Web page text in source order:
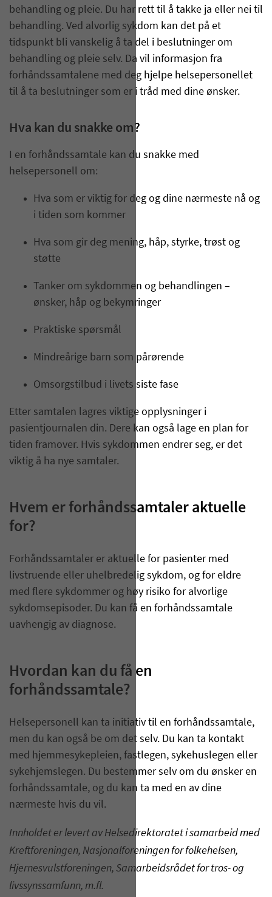
behandling og pleie. Du har rett til å takke ja eller nei til
behandling. Ved alvorlig sykdom kan det på et
tidspunkt bli vanskelig å ta del i beslutninger om
behandling og pleie selv. Da vil informasjon fra
forhåndssamtalene med deg hjelpe helsepersonellet
til å ta beslutninger som er i tråd med dine ønsker.
Hva kan du snakke om?
I en forhåndssamtale kan du snakke med
helsepersonell om:
Hva som er viktig for deg og dine nærmeste nå og
i tiden som kommer
Hva som gir deg mening, håp, styrke, trøst og
støtte
Tanker om sykdommen og behandlingen –
ønsker, håp og bekymringer
Praktiske spørsmål
Mindreårige barn som pårørende
Omsorgstilbud i livets siste fase
Etter samtalen lagres viktige opplysninger i
pasientjournalen din. Dere kan også lage en plan for
tiden framover. Hvis sykdommen endrer seg, er det
viktig å ha nye samtaler.
Hvem er forhåndssamtaler aktuelle
for?
Forhåndssamtaler er aktuelle for pasienter med
livstruende eller uhelbredelig sykdom, og for eldre
med flere sykdommer og høy risiko for alvorlige
sykdomsepisoder. Du kan få en forhåndssamtale
uavhengig av diagnose.
Hvordan kan du få en
forhåndssamtale?
Helsepersonell kan ta initiativ til en forhåndssamtale,
men du kan også be om det selv. Du kan ta kontakt
med hjemmesykepleien, fastlegen, sykehuslegen eller
sykehjemslegen. Du bestemmer selv om du ønsker en
forhåndssamtale, og du kan ta med en av dine
nærmeste hvis du vil.
Innholdet er levert av Helsedirektoratet i samarbeid med
Kreftforeningen, Nasjonalforeningen for folkehelsen,
Hjernesvulstforeningen, Samarbeidsrådet for tros- og
livssynssamfunn, m.fl.